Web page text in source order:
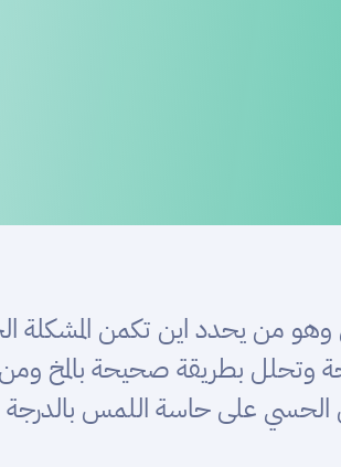
وهو من يحدد اين تكمن
بطريقة صحيحة بالمخ
الحسي على حاسة اللمس بالدرجة